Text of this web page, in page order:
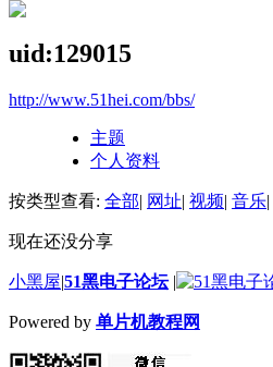
uid:129015
http://www.51hei.com/bbs/
主题
个人资料
按类型查看: 全部| 网址| 视频| 音乐|
现在还没分享
小黑屋|51黑电子论坛 |
Powered by 单片机教程网